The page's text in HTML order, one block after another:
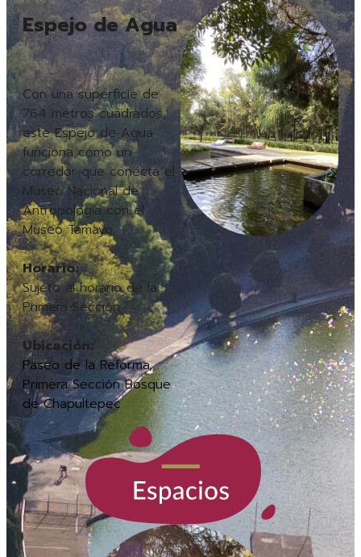
Espejo de Agua
Con una superficie de
764 metros cuadrados,
este Espejo de Agua
funciona como un
corredor que conecta el
Museo Nacional de
Antropología con el
Museo Tamayo.
Horario:
Sujeto al horario de la
Primera Sección
Ubicación:
Paseo de la Reforma,
Primera Sección Bosque
de Chapultepec